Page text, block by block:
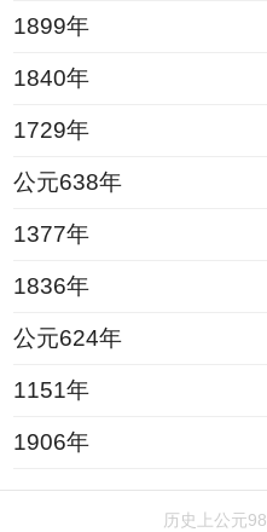
1899年
1840年
1729年
公元638年
1377年
1836年
公元624年
1151年
1906年
历史上公元